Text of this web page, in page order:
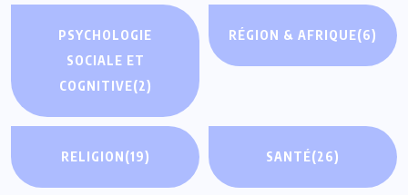
PSYCHOLOGIE
SOCIALE ET
COGNITIVE(2)
RÉGION & AFRIQUE(6)
RELIGION(19) SANTÉ(26)